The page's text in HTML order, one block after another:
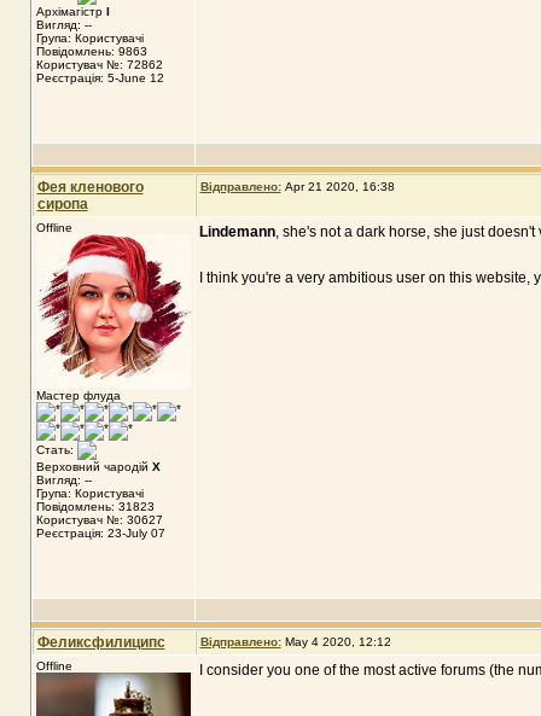
Архімагістр I
Вигляд: --
Група: Користувачі
Повідомлень: 9863
Користувач №: 72862
Реєстрація: 5-June 12
Фея кленового
сиропа
Відправлено: Apr 21 2020, 16:38
Offline
Мастер флуда
Стать:
Верховний чародій X
Вигляд: --
Група: Користувачі
Повідомлень: 31823
Користувач №: 30627
Реєстрація: 23-July 07
Lindemann, she's not a dark horse, she just
I think you're a very ambitious user on this
Феликсфилиципс Відправлено: May 4 2020, 12:12
Offline
I consider you one of the most active forums (the